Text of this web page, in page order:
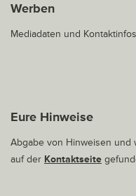
Werben
Mediadaten und
Eure Hinweise
Abgabe von Hinweisen und
auf der Kontaktseite